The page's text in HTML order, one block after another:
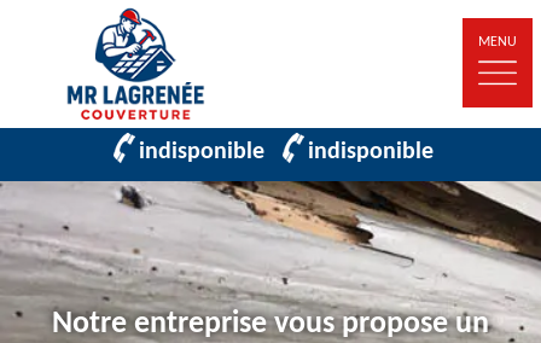
MENU
indisponible indisponible
Notre entreprise vous propose un